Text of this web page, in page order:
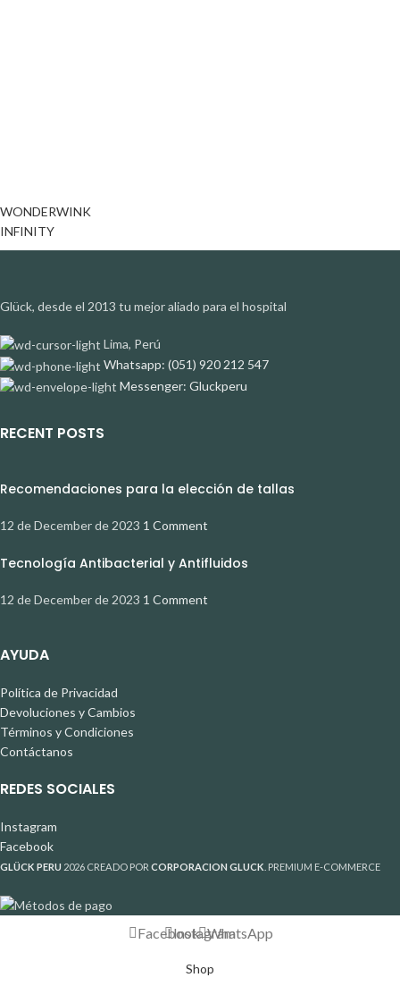
WONDERWINK
INFINITY
Glück, desde el 2013 tu mejor aliado para el hospital
Lima, Perú
Whatsapp: (051) 920 212 547
Messenger: Gluckperu
RECENT POSTS
Recomendaciones para la elección de tallas
12 de December de 2023 1 Comment
Tecnología Antibacterial y Antifluidos
12 de December de 2023 1 Comment
AYUDA
Política de Privacidad
Devoluciones y Cambios
Términos y Condiciones
Contáctanos
REDES SOCIALES
Instagram
Facebook
GLÜCK PERU 2026 CREADO POR CORPORACION GLUCK . PREMIUM E-COMMERCE
FacebookInstagramWhatsApp
Shop